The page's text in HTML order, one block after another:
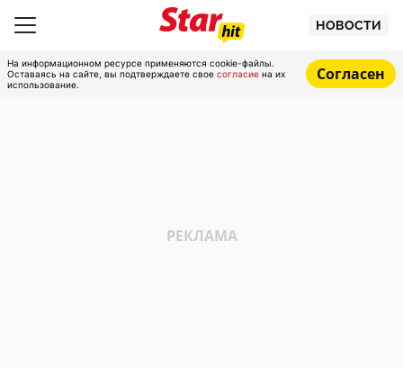
НОВОСТИ
На информационном ресурсе применяются cookie-файлы.
Оставаясь на сайте, вы подтверждаете свое согласие на их
использование.
Согласен